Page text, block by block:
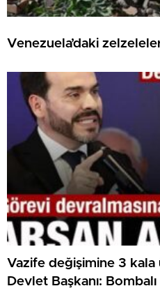
Venezuela’daki
Vazife değişimine 3 kala
Devlet Başkanı: Bombalı